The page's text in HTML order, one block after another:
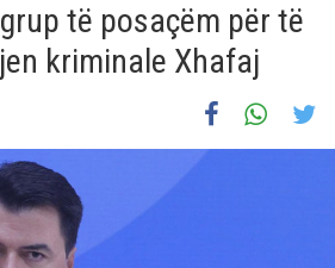
të posaçëm për të
kriminale Xhafaj